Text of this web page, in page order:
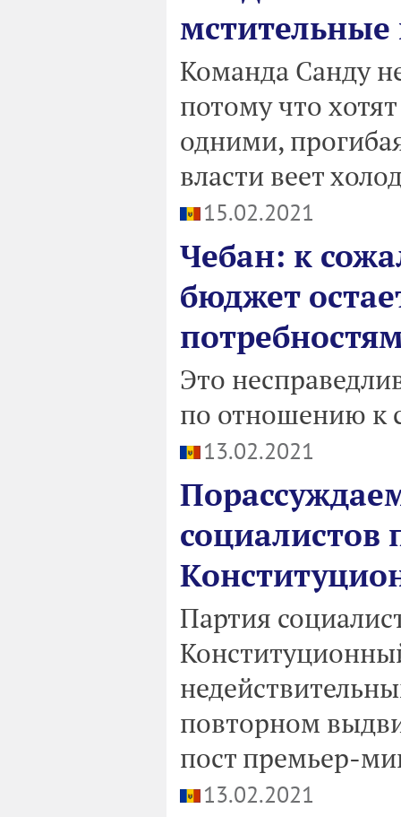
мстительные
Команда Санду
потому что
одними,
власти веет
15.02.2021
Чебан: к
бюджет
Это
по отношению к
13.02.2021
социалистов
Партия
повторном
пост премьер-
13.02.2021